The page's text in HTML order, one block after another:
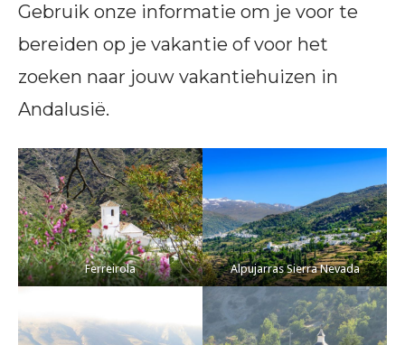
Gebruik onze informatie om je voor te
bereiden op je vakantie of voor het
zoeken naar jouw vakantiehuizen in
Andalusië.
Ferreirola Alpujarras Sierra Nevada